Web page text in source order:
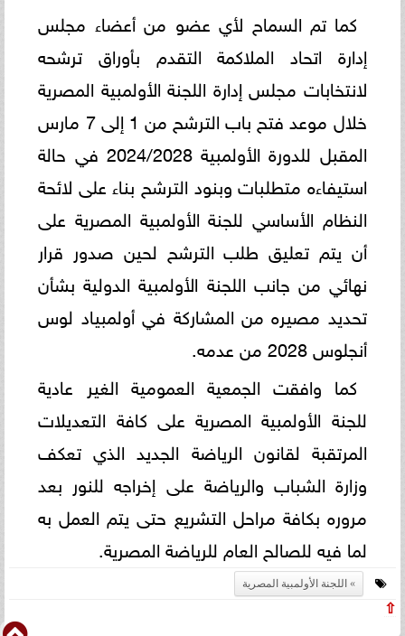
كما تم السماح لأي عضو من أعضاء مجلس
إدارة اتحاد الملاكمة التقدم بأوراق ترشحه
لانتخابات مجلس إدارة اللجنة الأولمبية المصرية
خلال موعد فتح باب الترشح من 1 إلى 7 مارس
المقبل للدورة الأولمبية 2024/2028 في حالة
استيفاءه متطلبات وبنود الترشح بناء على لائحة
النظام الأساسي للجنة الأولمبية المصرية على
أن يتم تعليق طلب الترشح لحين صدور قرار
نهائي من جانب اللجنة الأولمبية الدولية بشأن
تحديد مصيره من المشاركة في أولمبياد لوس
أنجلوس 2028 من عدمه.
كما وافقت الجمعية العمومية الغير عادية
للجنة الأولمبية المصرية على كافة التعديلات
المرتقبة لقانون الرياضة الجديد الذي تعكف
وزارة الشباب والرياضة على إخراجه للنور بعد
مروره بكافة مراحل التشريع حتى يتم العمل به
لما فيه للصالح العام للرياضة المصرية.
اللجنة الأولمبية المصرية
⇧